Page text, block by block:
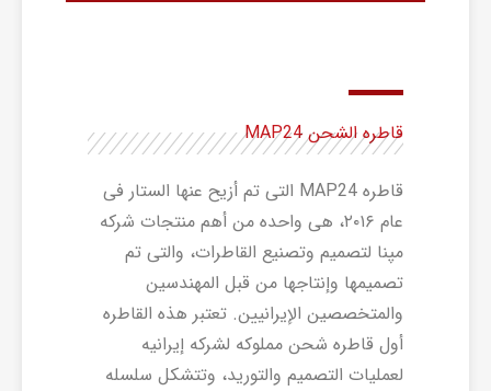
قاطره الشحن MAP24
قاطره MAP24 التی تم أزیح عنها الستار فی
عام ۲۰۱۶، هی واحده من أهم منتجات شرکه
مپنا لتصمیم وتصنیع القاطرات، والتی تم
تصمیمها وإنتاجها من قبل المهندسین
والمتخصصین الإیرانیین. تعتبر هذه القاطره
أول قاطره شحن مملوکه لشرکه إیرانیه
لعملیات التصمیم والتورید، وتتشکل سلسله